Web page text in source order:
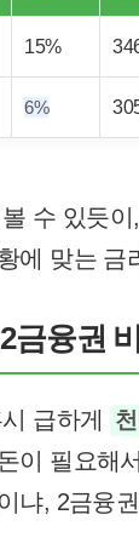
15%
6%
수 있듯
에 맞는 금
금융권
급하게
이 필요해
냐, 2금융